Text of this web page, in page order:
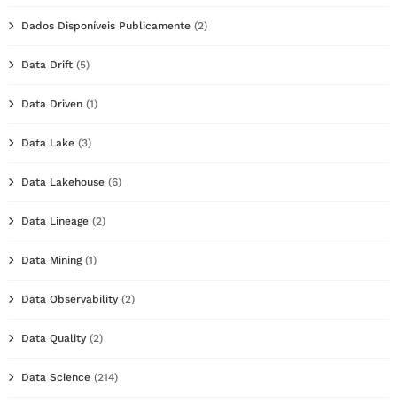
Dados Disponíveis Publicamente (2)
Data Drift (5)
Data Driven (1)
Data Lake (3)
Data Lakehouse (6)
Data Lineage (2)
Data Mining(1)
Data Observability (2)
Data Quality (2)
Data Science (214)